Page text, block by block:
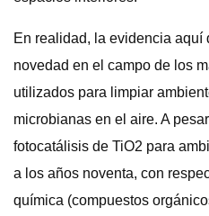
En realidad, la evidencia aquí
novedad en el campo de los
utilizados para limpiar
microbianas en el aire. A
fotocatálisis de TiO2 para
a los años noventa, con
química (compuestos